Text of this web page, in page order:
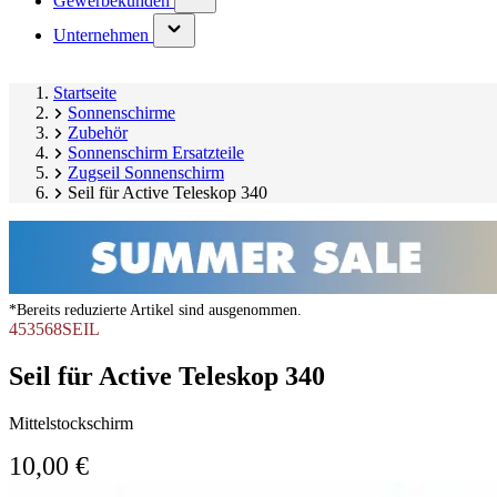
submenu)
Unternehmen
(has
submenu)
Startseite
Sonnenschirme
Zubehör
Sonnenschirm Ersatzteile
Zugseil Sonnenschirm
Seil für Active Teleskop 340
*Bereits reduzierte Artikel sind ausgenommen.
453568SEIL
Seil für Active Teleskop 340
Mittelstockschirm
10,00 €